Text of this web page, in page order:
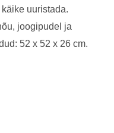
uuristada.
joogipudel ja
52 x 52 x 26 cm.